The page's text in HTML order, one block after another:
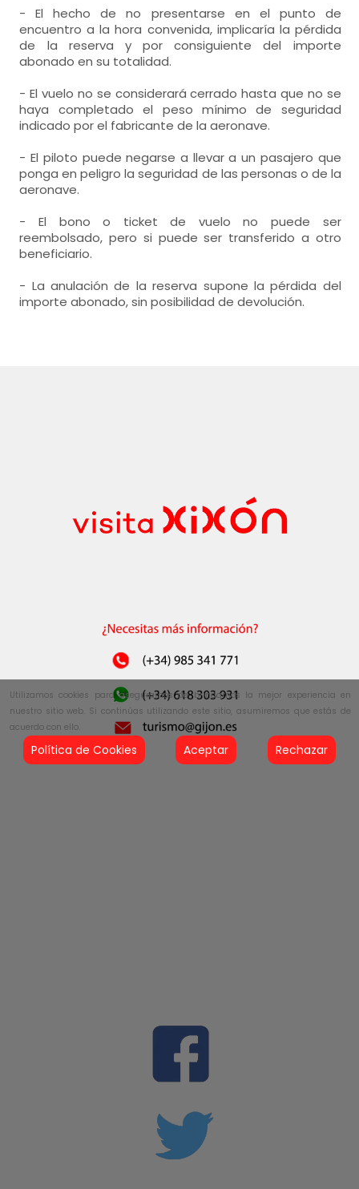
- El hecho de no presentarse en el punto de
encuentro a la hora convenida, implicaría la pérdida
de la reserva y por consiguiente del importe
abonado en su totalidad.
- El vuelo no se considerará cerrado hasta que no se
haya completado el peso mínimo de seguridad
indicado por el fabricante de la aeronave.
- El piloto puede negarse a llevar a un pasajero que
ponga en peligro la seguridad de las personas o de la
aeronave.
- El bono o ticket de vuelo no puede ser
reembolsado, pero si puede ser transferido a otro
beneficiario.
- La anulación de la reserva supone la pérdida del
importe abonado, sin posibilidad de devolución.
Utilizamos cookies para asegurarnos de brindarnos la mejor experiencia en
nuestro sitio web. Si continúas utilizando este sitio, asumiremos que estás de
acuerdo con ello.
Política de Cookies Aceptar Rechazar